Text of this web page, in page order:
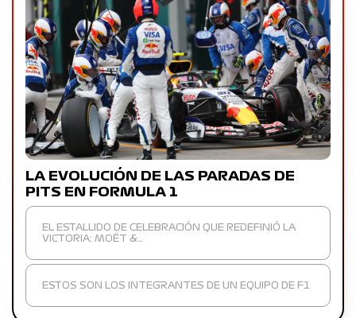
LA EVOLUCIÓN DE LAS PARADAS DE
PITS EN FORMULA 1
EL ESTALLIDO DE CELEBRACIÓN QUE REDEFINIÓ LA
VICTORIA: MOËT &…
ESTOS SON LOS INTEGRANTES DE UN EQUIPO DE F1